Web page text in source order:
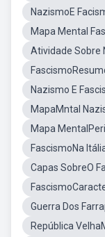
NazismoE
Mapa Mental
Atividade Sobre
Nazismo E
MapaMntal
Mapa
FascismoNa
Capas SobreO
Guerra Dos
República